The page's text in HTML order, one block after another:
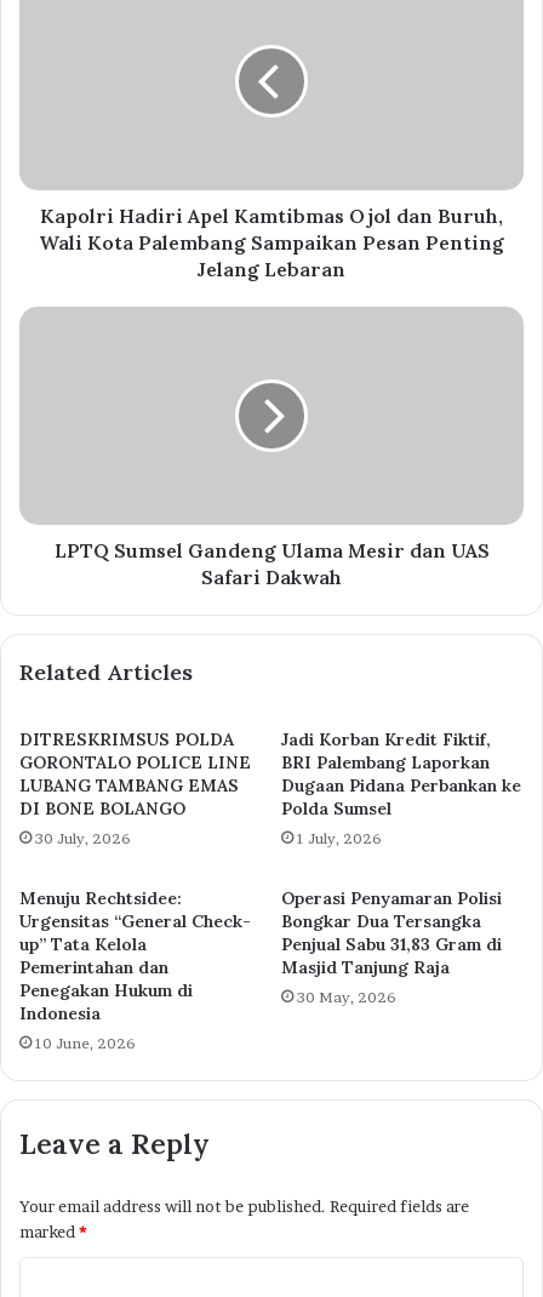
Kapolri Hadiri Apel Kamtibmas Ojol dan Buruh,
Wali Kota Palembang Sampaikan Pesan Penting
Jelang Lebaran
LPTQ Sumsel Gandeng Ulama Mesir dan UAS
Safari Dakwah
Related Articles
DITRESKRIMSUS POLDA
GORONTALO POLICE LINE
LUBANG TAMBANG EMAS
DI BONE BOLANGO
30 July, 2026
Jadi Korban Kredit Fiktif,
BRI Palembang Laporkan
Dugaan Pidana Perbankan ke
Polda Sumsel
1 July, 2026
Menuju Rechtsidee:
Urgensitas “General Check-
up” Tata Kelola
Pemerintahan dan
Penegakan Hukum di
Indonesia
10 June, 2026
Operasi Penyamaran Polisi
Bongkar Dua Tersangka
Penjual Sabu 31,83 Gram di
Masjid Tanjung Raja
30 May, 2026
Leave a Reply
Your email address will not be published. Required fields are
marked *